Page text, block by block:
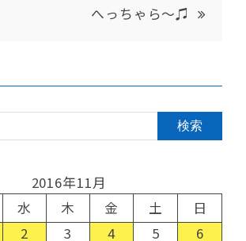
へっちゃら～♫
2016年11月
水 木 金 土
日
2 3 4 5 6